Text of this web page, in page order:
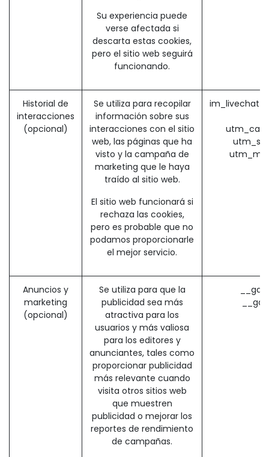
Su experiencia puede
verse afectada si
descarta estas cookies,
pero el sitio web seguirá
funcionando.
Historial de
interacciones
(opcional)
Se utiliza para recopilar
información sobre sus
interacciones con el sitio
web, las páginas que ha
visto y la campaña de
marketing que le haya
traído al sitio web.
El sitio web funcionará si
rechaza las cookies,
pero es probable que no
podamos proporcionarle
el mejor servicio.
Anuncios y
marketing
(opcional)
Se utiliza para que la
publicidad sea más
atractiva para los
usuarios y más valiosa
para los editores y
anunciantes, tales como
proporcionar publicidad
más relevante cuando
visita otros sitios web
que muestren
publicidad o mejorar los
reportes de rendimiento
de campañas.